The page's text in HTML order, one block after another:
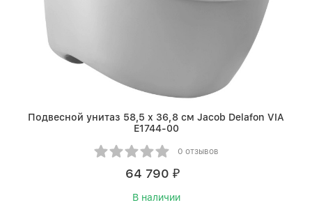
Подвесной унитаз 58,5 х 36,8 см Jacob Delafon VIA
E1744-00
0 отзывов
64 790 ₽
В наличии